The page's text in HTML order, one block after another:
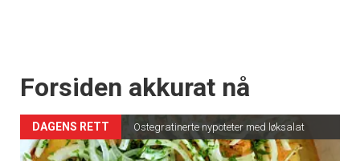
Forsiden akkurat nå
DAGENS RETT Ostegratinerte nypoteter med løksalat